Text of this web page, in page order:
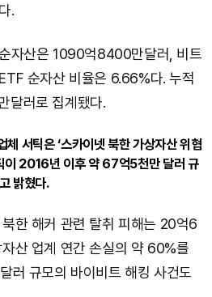
.
자산은 1090억8400만달러, 비트
순자산 비율은 6.66%다. 누적
달러로 집계됐다.
서틱은 ‘스카이넷 북한 가상자산 위협
이 2016년 이후 약 67억5천만 달러 규
밝혔다.
한 해커 관련 탈취 피해는 20억6
산 업계 연간 손실의 약 60%를
러 규모의 바이비트 해킹 사건도